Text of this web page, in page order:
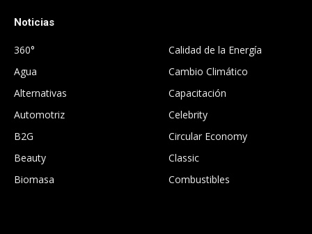
Noticias
360°
Agua
Alternativas
Automotriz
B2G
Beauty
Biomasa
Calidad de la Energía
Cambio Climático
Capacitación
Celebrity
Circular Economy
Classic
Combustibles